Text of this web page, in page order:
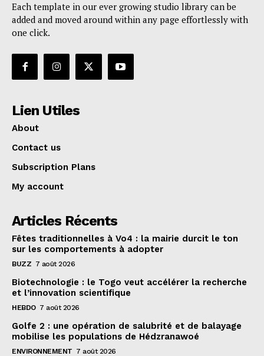
Each template in our ever growing studio library can be
added and moved around within any page effortlessly with
one click.
Lien Utiles
About
Contact us
Subscription Plans
My account
Articles Récents
Fêtes traditionnelles à Vo4 : la mairie durcit le ton
sur les comportements à adopter
BUZZ 7 août 2026
Biotechnologie : le Togo veut accélérer la recherche
et l’innovation scientifique
HEBDO 7 août 2026
Golfe 2 : une opération de salubrité et de balayage
mobilise les populations de Hédzranawoé
ENVIRONNEMENT 7 août 2026